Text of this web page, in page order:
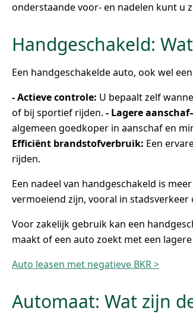
onderstaande voor- en nadelen kunt u
Handgeschakeld:
Een handgeschakelde auto, ook wel
- Actieve controle: U bepaalt zelf
of bij sportief rijden. - Lagere
algemeen goedkoper in aanschaf en
Efficiënt brandstofverbruik: Een
rijden.
Een nadeel van handgeschakeld is
vermoeiend zijn, vooral in stadsverkeer
Voor zakelijk gebruik kan een
maakt of een auto zoekt met een
Auto leasen met negatieve BKR >
Automaat: Wat zijn